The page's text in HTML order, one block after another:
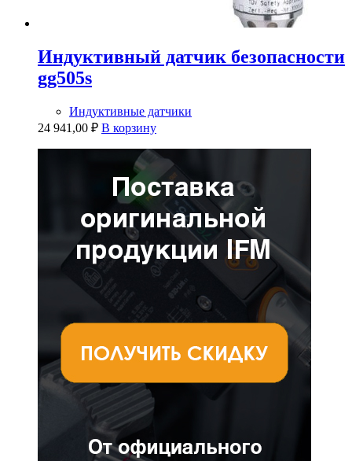
Индуктивный датчик безопасности
gg505s
Индуктивные датчики
24 941,00 ₽ В корзину